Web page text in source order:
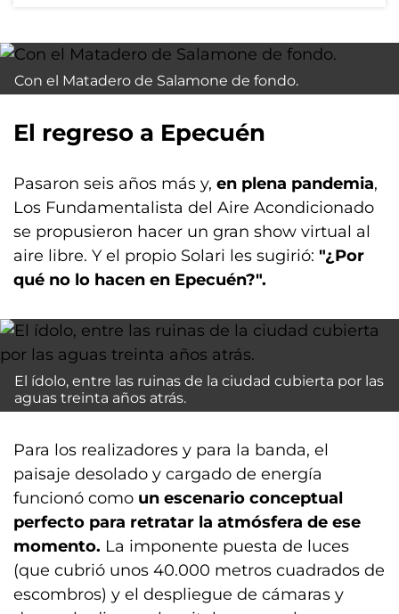
Con el Matadero de Salamone de fondo.
El regreso a Epecuén
Pasaron seis años más y, en plena pandemia,
Los Fundamentalista del Aire Acondicionado
se propusieron hacer un gran show virtual al
aire libre. Y el propio Solari les sugirió: "¿Por
qué no lo hacen en Epecuén?".
El ídolo, entre las ruinas de la ciudad cubierta por las
aguas treinta años atrás.
Para los realizadores y para la banda, el
paisaje desolado y cargado de energía
funcionó como un escenario conceptual
perfecto para retratar la atmósfera de ese
momento. La imponente puesta de luces
(que cubrió unos 40.000 metros cuadrados de
escombros) y el despliegue de cámaras y